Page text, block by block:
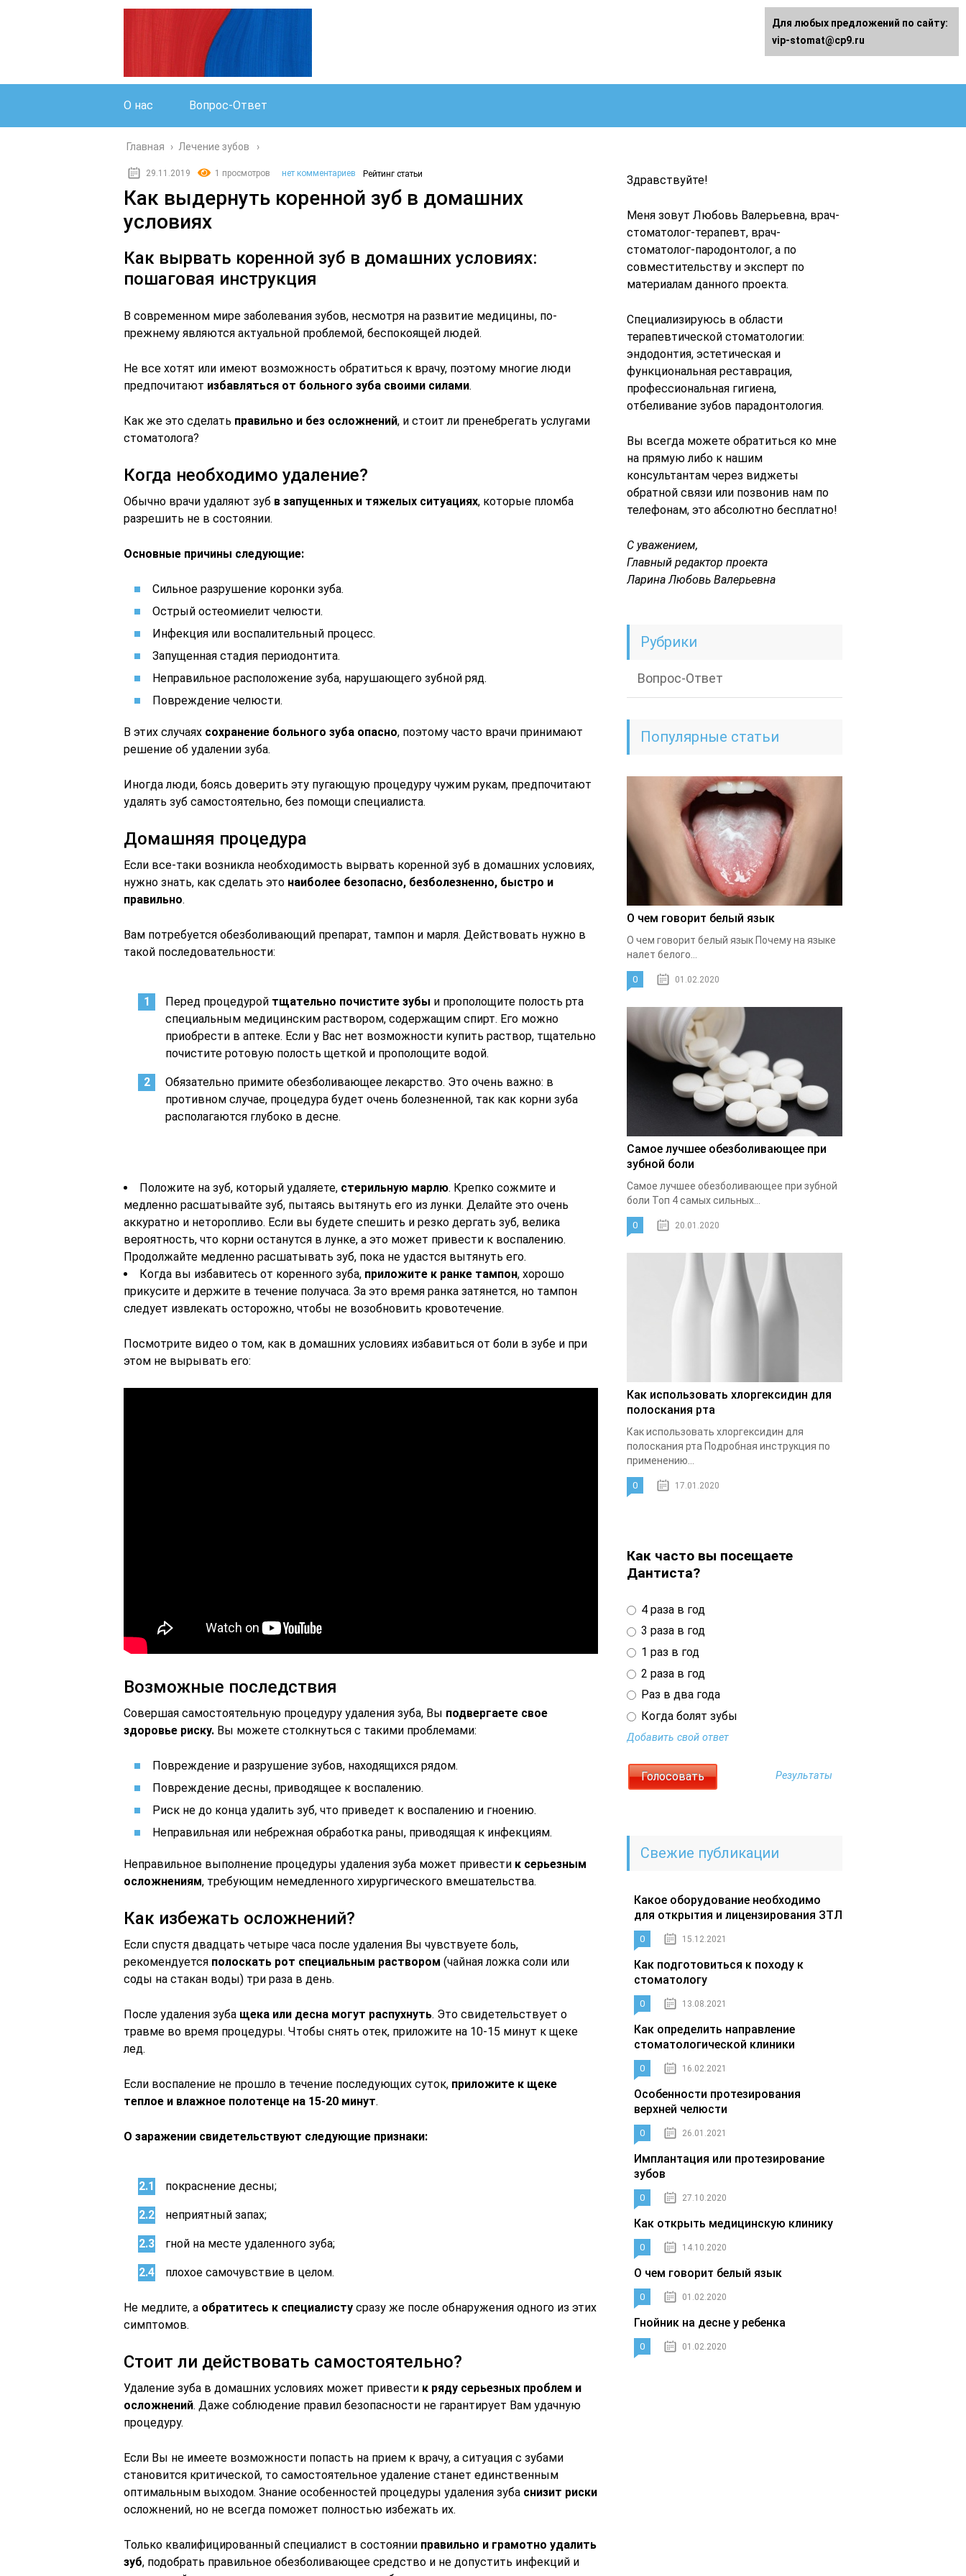
О нас Вопрос-Ответ
Главная › Лечение зубов
29.11.2019 1 просмотров нет комментариев Рейтинг статьи
Как выдернуть коренной зуб в домашних
условиях
Как вырвать коренной зуб в домашних условиях:
пошаговая инструкция
В современном мире заболевания зубов, несмотря на развитие медицины, по-
прежнему являются актуальной проблемой, беспокоящей людей.
Не все хотят или имеют возможность обратиться к врачу, поэтому многие люди
предпочитают избавляться от больного зуба своими силами.
Как же это сделать правильно и без осложнений, и стоит ли пренебрегать услугами
стоматолога?
Когда необходимо удаление?
Обычно врачи удаляют зуб в запущенных и тяжелых ситуациях, которые пломба
разрешить не в состоянии.
Основные причины следующие:
Сильное разрушение коронки зуба.
Острый остеомиелит челюсти.
Инфекция или воспалительный процесс.
Запущенная стадия периодонтита.
Неправильное расположение зуба, нарушающего зубной ряд.
Повреждение челюсти.
В этих случаях сохранение больного зуба опасно, поэтому часто врачи принимают
решение об удалении зуба.
Иногда люди, боясь доверить эту пугающую процедуру чужим рукам, предпочитают
удалять зуб самостоятельно, без помощи специалиста.
Домашняя процедура
Если все-таки возникла необходимость вырвать коренной зуб в домашних условиях,
нужно знать, как сделать это наиболее безопасно, безболезненно, быстро и
правильно.
Вам потребуется обезболивающий препарат, тампон и марля. Действовать нужно в
такой последовательности:
Перед процедурой тщательно почистите зубы и прополощите полость рта
специальным медицинским раствором, содержащим спирт. Его можно
приобрести в аптеке. Если у Вас нет возможности купить раствор, тщательно
почистите ротовую полость щеткой и прополощите водой.
Обязательно примите обезболивающее лекарство. Это очень важно: в
противном случае, процедура будет очень болезненной, так как корни зуба
располагаются глубоко в десне.
Положите на зуб, который удаляете, стерильную марлю. Крепко сожмите и
медленно расшатывайте зуб, пытаясь вытянуть его из лунки. Делайте это очень
аккуратно и неторопливо. Если вы будете спешить и резко дергать зуб, велика
вероятность, что корни останутся в лунке, а это может привести к воспалению.
Продолжайте медленно расшатывать зуб, пока не удастся вытянуть его.
Когда вы избавитесь от коренного зуба, приложите к ранке тампон, хорошо
прикусите и держите в течение получаса. За это время ранка затянется, но тампон
следует извлекать осторожно, чтобы не возобновить кровотечение.
Посмотрите видео о том, как в домашних условиях избавиться от боли в зубе и при
этом не вырывать его:
Возможные последствия
Совершая самостоятельную процедуру удаления зуба, Вы подвергаете свое
здоровье риску. Вы можете столкнуться с такими проблемами:
Повреждение и разрушение зубов, находящихся рядом.
Повреждение десны, приводящее к воспалению.
Риск не до конца удалить зуб, что приведет к воспалению и гноению.
Неправильная или небрежная обработка раны, приводящая к инфекциям.
Неправильное выполнение процедуры удаления зуба может привести к серьезным
осложнениям, требующим немедленного хирургического вмешательства.
Как избежать осложнений?
Если спустя двадцать четыре часа после удаления Вы чувствуете боль,
рекомендуется полоскать рот специальным раствором (чайная ложка соли или
соды на стакан воды) три раза в день.
После удаления зуба щека или десна могут распухнуть. Это свидетельствует о
травме во время процедуры. Чтобы снять отек, приложите на 10-15 минут к щеке
лед.
Если воспаление не прошло в течение последующих суток, приложите к щеке
теплое и влажное полотенце на 15-20 минут.
О заражении свидетельствуют следующие признаки:
покраснение десны;
неприятный запах;
гной на месте удаленного зуба;
плохое самочувствие в целом.
Не медлите, а обратитесь к специалисту сразу же после обнаружения одного из этих
симптомов.
Стоит ли действовать самостоятельно?
Удаление зуба в домашних условиях может привести к ряду серьезных проблем и
осложнений. Даже соблюдение правил безопасности не гарантирует Вам удачную
процедуру.
Если Вы не имеете возможности попасть на прием к врачу, а ситуация с зубами
становится критической, то самостоятельное удаление станет единственным
оптимальным выходом. Знание особенностей процедуры удаления зуба снизит риски
осложнений, но не всегда поможет полностью избежать их.
Только квалифицированный специалист в состоянии правильно и грамотно удалить
зуб, подобрать правильное обезболивающее средство и не допустить инфекций и
Здравствуйте!
Меня зовут Любовь Валерьевна, врач-
стоматолог-терапевт, врач-
стоматолог-пародонтолог, а по
совместительству и эксперт по
материалам данного проекта.
Специализируюсь в области
терапевтической стоматологии:
эндодонтия, эстетическая и
функциональная реставрация,
профессиональная гигиена,
отбеливание зубов парадонтология.
Вы всегда можете обратиться ко мне
на прямую либо к нашим
консультантам через виджеты
обратной связи или позвонив нам по
телефонам, это абсолютно бесплатно!
С уважением,
Главный редактор проекта
Ларина Любовь Валерьевна
Рубрики
Вопрос-Ответ
Популярные статьи
О чем говорит белый язык
О чем говорит белый язык Почему на языке
налет белого...
0 01.02.2020
Самое лучшее обезболивающее при
зубной боли
Самое лучшее обезболивающее при зубной
боли Топ 4 самых сильных...
0 20.01.2020
Как использовать хлоргексидин для
полоскания рта
Как использовать хлоргексидин для
полоскания рта Подробная инструкция по
применению...
0 17.01.2020
Как часто вы посещаете
Дантиста?
4 раза в год
3 раза в год
1 раз в год
2 раза в год
Раз в два года
Когда болят зубы
Добавить свой ответ
Результаты
Свежие публикации
Какое оборудование необходимо
для открытия и лицензирования ЗТЛ
0 15.12.2021
Как подготовиться к походу к
стоматологу
0 13.08.2021
Как определить направление
стоматологической клиники
0 16.02.2021
Особенности протезирования
верхней челюсти
0 26.01.2021
Имплантация или протезирование
зубов
0 27.10.2020
Как открыть медицинскую клинику
0 14.10.2020
О чем говорит белый язык
0 01.02.2020
Гнойник на десне у ребенка
0 01.02.2020
Для любых предложений по сайту:
vip-stomat@cp9.ru